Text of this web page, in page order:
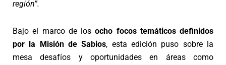
región”.
Bajo el marco de losocho focos temáticos definidos
por la Misión de Sabios, esta edición puso sobre la
mesa desafíos y oportunidades en áreas como